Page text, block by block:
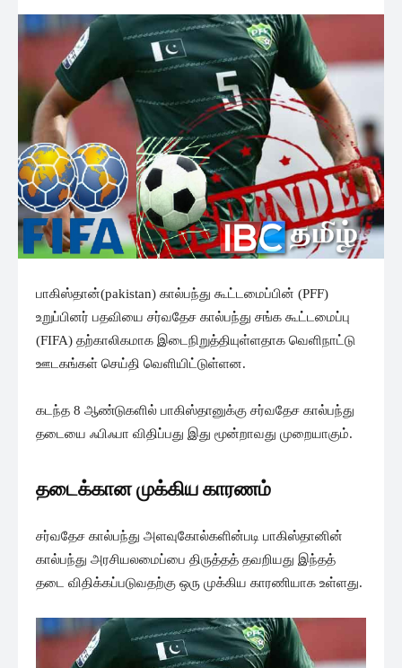
பாகிஸ்தான்(pakistan) கால்பந்து கூட்டமைப்பின் (PFF)
உறுப்பினர் பதவியை சர்வதேச கால்பந்து சங்க கூட்டமைப்பு
(FIFA) தற்காலிகமாக இடைநிறுத்தியுள்ளதாக வெளிநாட்டு
ஊடகங்கள் செய்தி வெளியிட்டுள்ளன.
கடந்த 8 ஆண்டுகளில் பாகிஸ்தானுக்கு சர்வதேச கால்பந்து
தடையை ஃபிஃபா விதிப்பது இது மூன்றாவது முறையாகும்.
தடைக்கான முக்கிய காரணம்
சர்வதேச கால்பந்து அளவுகோல்களின்படி பாகிஸ்தானின்
கால்பந்து அரசியலமைப்பை திருத்தத் தவறியது இந்தத்
தடை விதிக்கப்படுவதற்கு ஒரு முக்கிய காரணியாக உள்ளது.